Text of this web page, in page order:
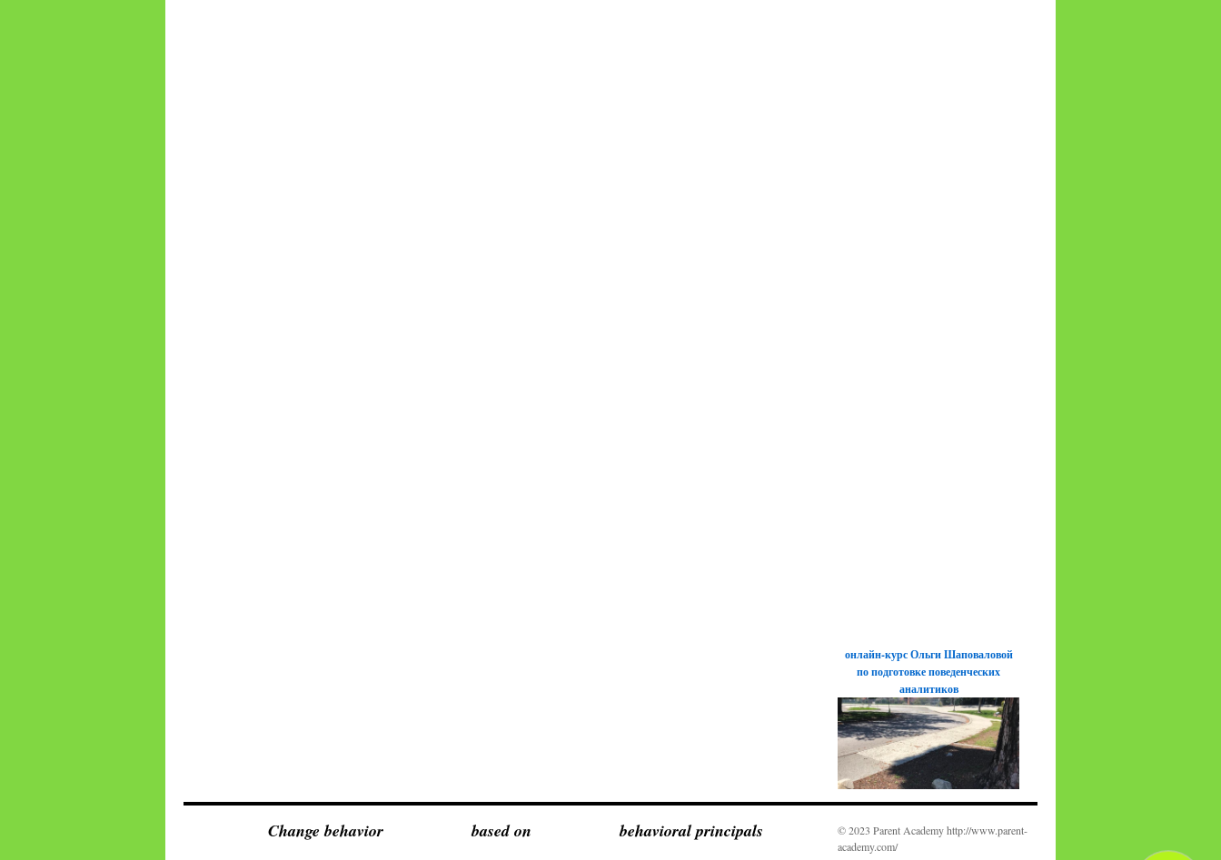
онлайн-курс Ольги Шаповаловой
по подготовке поведенческих
аналитиков
Change behavior based on behavioral principals
© 2023 Parent Academy http://www.parent-
academy.com/